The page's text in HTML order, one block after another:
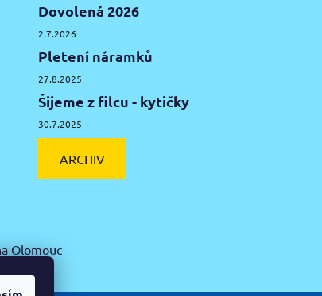
Dovolená 2026
2.7.2026
Pletení náramků
27.8.2025
Šijeme z filcu - kytičky
30.7.2025
ARCHIV
Olomouc